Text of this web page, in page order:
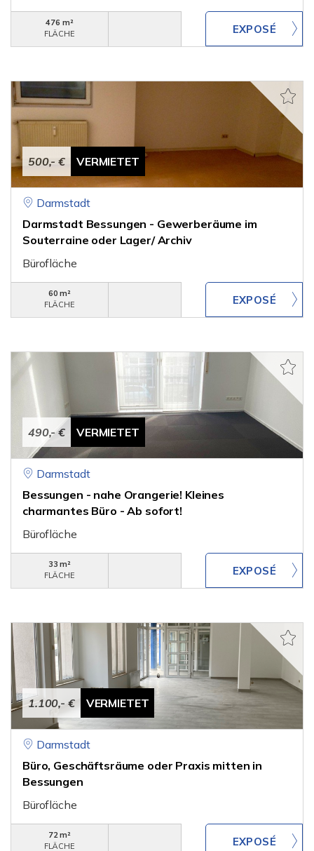
476 m²
FLÄCHE
500,- € VERMIETET
Darmstadt
Darmstadt Bessungen - Gewerberäume im
Souterraine oder Lager/ Archiv
Bürofläche
60 m²
FLÄCHE
490,- € VERMIETET
Darmstadt
Bessungen - nahe Orangerie! Kleines
charmantes Büro - Ab sofort!
Bürofläche
33 m²
FLÄCHE
1.100,- € VERMIETET
Darmstadt
Büro, Geschäftsräume oder Praxis mitten in
Bessungen
Bürofläche
72 m²
FLÄCHE